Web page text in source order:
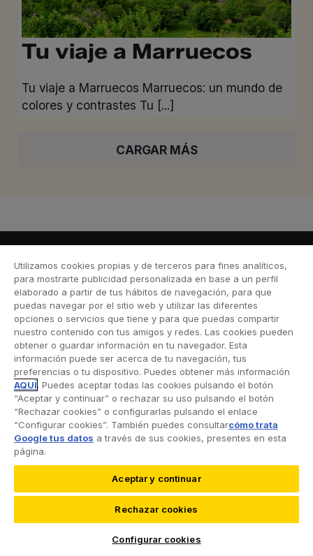
Tu viaje a Marruecos
Tu viaje a Marruecos Marruecos: un mundo de
colores y contrastes Tu [...]
CARGAR MÁS
SÍGUENOS EN:
NUESTRAS APPS
Contacto
Oficinas RACC
Utilizamos cookies propias y de terceros para fines analíticos,
para mostrarte publicidad personalizada en base a un perfil
elaborado a partir de tus hábitos de navegación, para que
puedas navegar por el sitio web y utilizar las diferentes
opciones o servicios que tiene y para que puedas compartir
nuestro contenido con tus amigos y redes. Las cookies pueden
obtener o guardar información en tu navegador. Esta
información puede ser acerca de tu navegación, tus
preferencias o tu dispositivo. Puedes obtener más información
AQUÍ. Puedes aceptar todas las cookies pulsando el botón
“Aceptar y continuar” o rechazar su uso pulsando el botón
“Rechazar cookies” o configurarlas pulsando el enlace
“Configurar cookies”. También puedes consultarcómo trata
Google tus datos a través de sus cookies, presentes en esta
página.
Aceptar y continuar
Rechazar cookies
Configurar cookies